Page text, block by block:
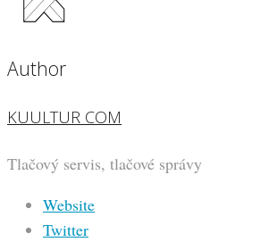
Author
KUULTUR COM
Tlačový servis, tlačové správy
Website
Twitter